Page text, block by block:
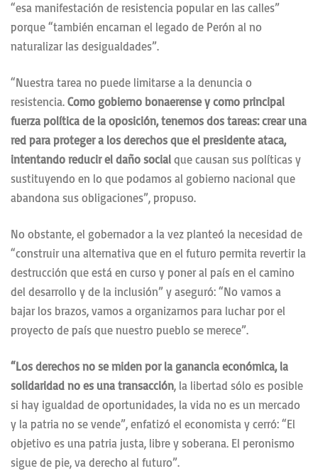
“esa manifestación de resistencia popular en las calles”
porque “también encarnan el legado de Perón al no
naturalizar las desigualdades”.
“Nuestra tarea no puede limitarse a la denuncia o
resistencia. Como gobierno bonaerense y como principal
fuerza política de la oposición, tenemos dos tareas: crear una
red para proteger a los derechos que el presidente ataca,
intentando reducir el daño social que causan sus políticas y
sustituyendo en lo que podamos al gobierno nacional que
abandona sus obligaciones”, propuso.
No obstante, el gobernador a la vez planteó la necesidad de
“construir una alternativa que en el futuro permita revertir la
destrucción que está en curso y poner al país en el camino
del desarrollo y de la inclusión” y aseguró: “No vamos a
bajar los brazos, vamos a organizarnos para luchar por el
proyecto de país que nuestro pueblo se merece”.
“Los derechos no se miden por la ganancia económica, la
solidaridad no es una transacción, la libertad sólo es posible
si hay igualdad de oportunidades, la vida no es un mercado
y la patria no se vende”, enfatizó el economista y cerró: “El
objetivo es una patria justa, libre y soberana. El peronismo
sigue de pie, va derecho al futuro”.